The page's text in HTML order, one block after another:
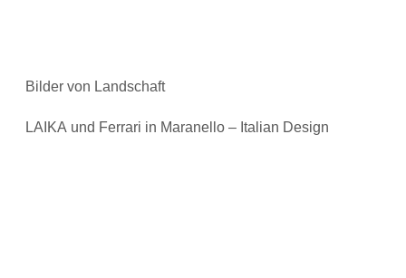
Bilder von Landschaft
LAIKA und Ferrari in Maranello – Italian Design